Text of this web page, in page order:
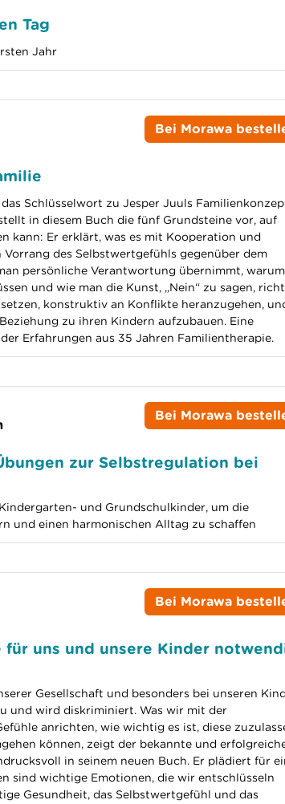
Tag
Jahr
Bei Morawa
Schlüsselwort zu Jesper Juuls
in diesem Buch die fünf Grundsteine vor, auf
kann: Er erklärt, was es mit Kooperation und
des Selbstwertgefühls gegenüber dem
persönliche Verantwortung übernimmt, warum
und wie man die Kunst, „Nein“ zu sagen,
konstruktiv an Konflikte heranzugehen,
zu ihren Kindern aufzubauen. Eine
Erfahrungen aus 35 Jahren Familientherapie.
Bei Morawa
zur Selbstregulation bei
und Grundschulkinder, um die
und einen harmonischen Alltag zu schaffen
Bei Morawa
uns und unsere Kinder
Gesellschaft und besonders bei unseren
und wird diskriminiert. Was wir mit der
anrichten, wie wichtig es ist, diese
können, zeigt der bekannte und
in seinem neuen Buch. Er plädiert für
sind wichtige Emotionen, die wir entschlüsseln
Gesundheit, das Selbstwertgefühl und das